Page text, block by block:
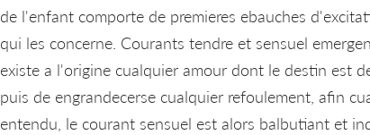
de l'enfant comporte de premieres ebauches
qui les concerne. Courants tendre et sensuel
existe a l'origine cualquier amour dont le destin est
puis de engrandecerse cualquier refoulement, afin
entendu, le courant sensuel est alors balbutiant et